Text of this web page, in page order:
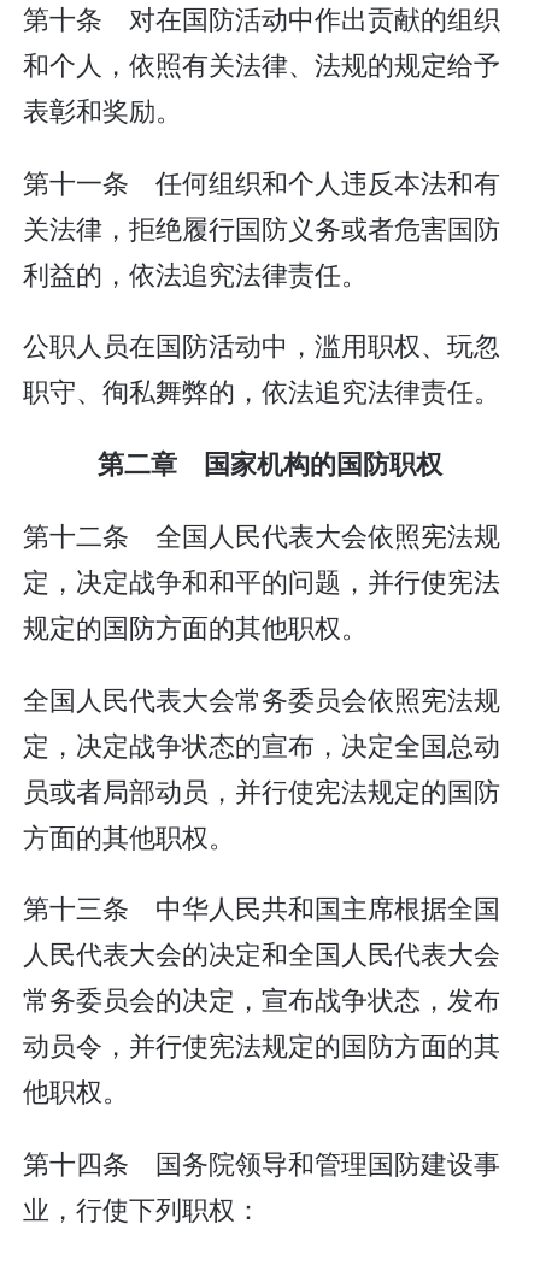
第十条 对在国防活动中作出贡献的组织
和个人，依照有关法律、法规的规定给予
表彰和奖励。
第十一条 任何组织和个人违反本法和有
关法律，拒绝履行国防义务或者危害国防
利益的，依法追究法律责任。
公职人员在国防活动中，滥用职权、玩忽
职守、徇私舞弊的，依法追究法律责任。
第二章 国家机构的国防职权
第十二条 全国人民代表大会依照宪法规
定，决定战争和和平的问题，并行使宪法
规定的国防方面的其他职权。
全国人民代表大会常务委员会依照宪法规
定，决定战争状态的宣布，决定全国总动
员或者局部动员，并行使宪法规定的国防
方面的其他职权。
第十三条 中华人民共和国主席根据全国
人民代表大会的决定和全国人民代表大会
常务委员会的决定，宣布战争状态，发布
动员令，并行使宪法规定的国防方面的其
他职权。
第十四条 国务院领导和管理国防建设事
业，行使下列职权：